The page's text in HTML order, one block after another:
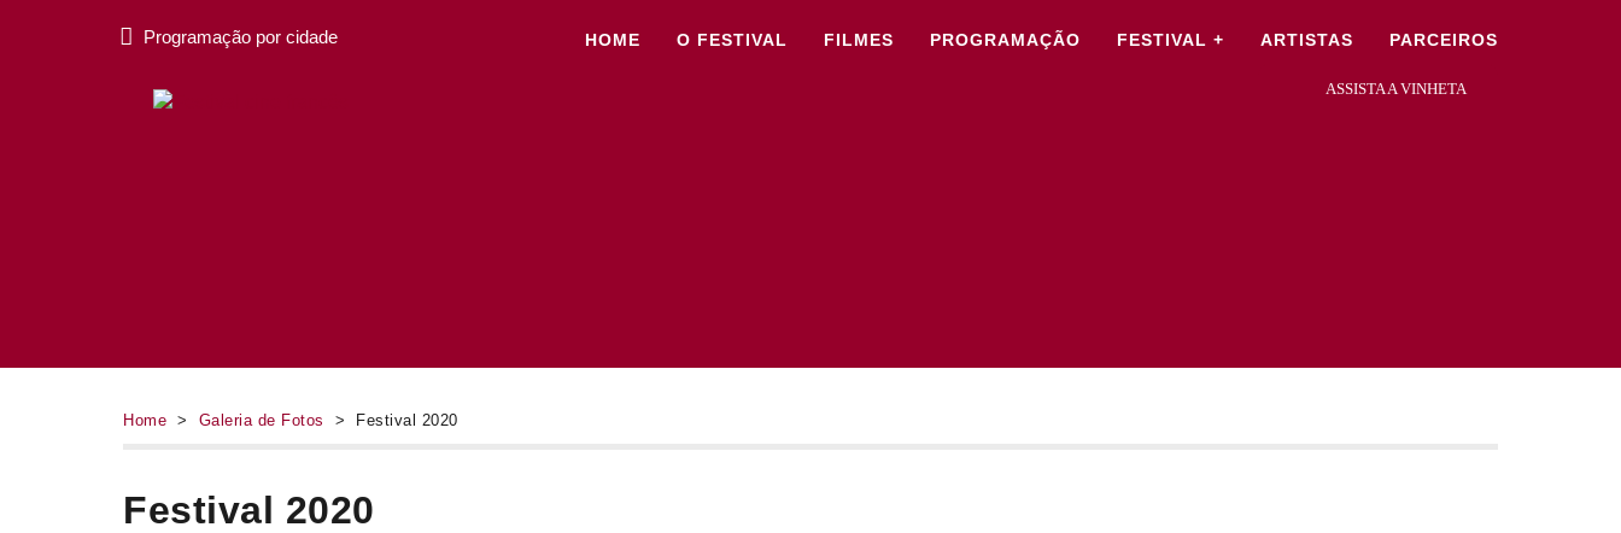
Programação por cidade HOME O FESTIVAL FILMES PROGRAMAÇÃO FESTIVAL + ARTISTAS PARCEIROS
ASSISTA A VINHETA
Home > Galeria de Fotos > Festival 2020
Festival 2020